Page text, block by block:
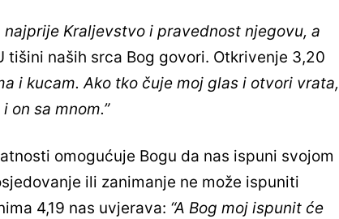
najprije Kraljevstvo i pravednost njegovu, a
tišini naših srca Bog govori. Otkrivenje 3,20
i kucam. Ako tko čuje moj glas i otvori vrata,
on sa mnom.”
omogućuje Bogu da nas ispuni svojom
ili zanimanje ne može ispuniti
4,19 nas uvjerava: “A Bog moj ispunit će